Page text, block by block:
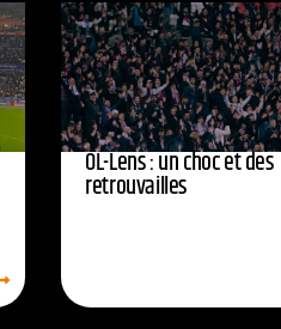
OL-Lens : un choc et des
retrouvailles